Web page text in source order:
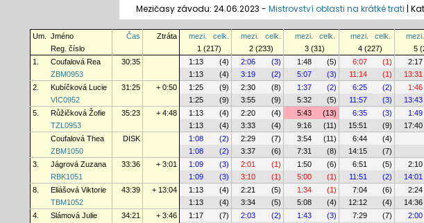
Mezičasy závodu: 24.06.2023 - Mistrovství oblasti na krátké trati |
Um. Jméno Čas Ztráta mezi. celk. mezi. celk. mezi. celk. mezi. celk. mezi.
Reg. číslo
1 (217) 2 (233) 3 (31) 4 (227) 5
1.
Coufalová Rea 30:35 1:13 (4) 2:06 (3) 1:48 (5) 6:07 (1) 2:17
ZBM0953
1:13 (4) 3:19 (2) 5:07 (3) 11:14 (1) 13:31
2.
Kubíčková Lucie 31:25 + 0:50 1:25 (9) 2:30 (8) 1:37 (2) 6:25 (2) 1:46
VIC0952
1:25 (9) 3:55 (9) 5:32 (5) 11:57 (3) 13:43
5.
Růžičková Žofie 35:23 + 4:48 1:13 (4) 2:20 (4) 5:43 (13) 6:35 (3) 1:49
TZL0953
1:13 (4) 3:33 (4) 9:16 (11) 15:51 (9) 17:40
Coufalová Thea
DISK 1:08 (2) 2:29 (7) 3:54 (11) 6:44 (4)
ZBM1050
1:08 (2) 3:37 (6) 7:31 (8) 14:15 (7)
3.
Jágrová Zuzana 33:36 + 3:01 1:09 (3) 2:01 (1) 1:50 (6) 6:51 (5) 2:10
RBK1051
1:09 (3) 3:10 (1) 5:00 (1) 11:51 (2) 14:01
8.
Eliášová Viktorie 43:39 + 13:04 1:13 (4) 2:21 (5) 1:34 (1) 7:04 (6) 2:24
TBM1052
1:13 (4) 3:34 (5) 5:08 (4) 12:12 (4) 14:36
4.
Slámová Julie 34:21 + 3:46 1:17 (7) 2:03 (2) 1:43 (3) 7:29 (7) 2:00